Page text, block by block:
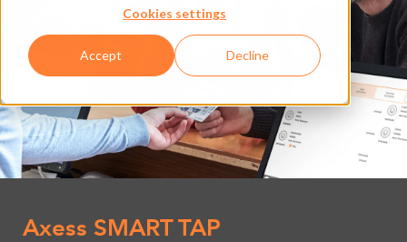
Cookies settings
Accept Decline
Axess SMART TAP